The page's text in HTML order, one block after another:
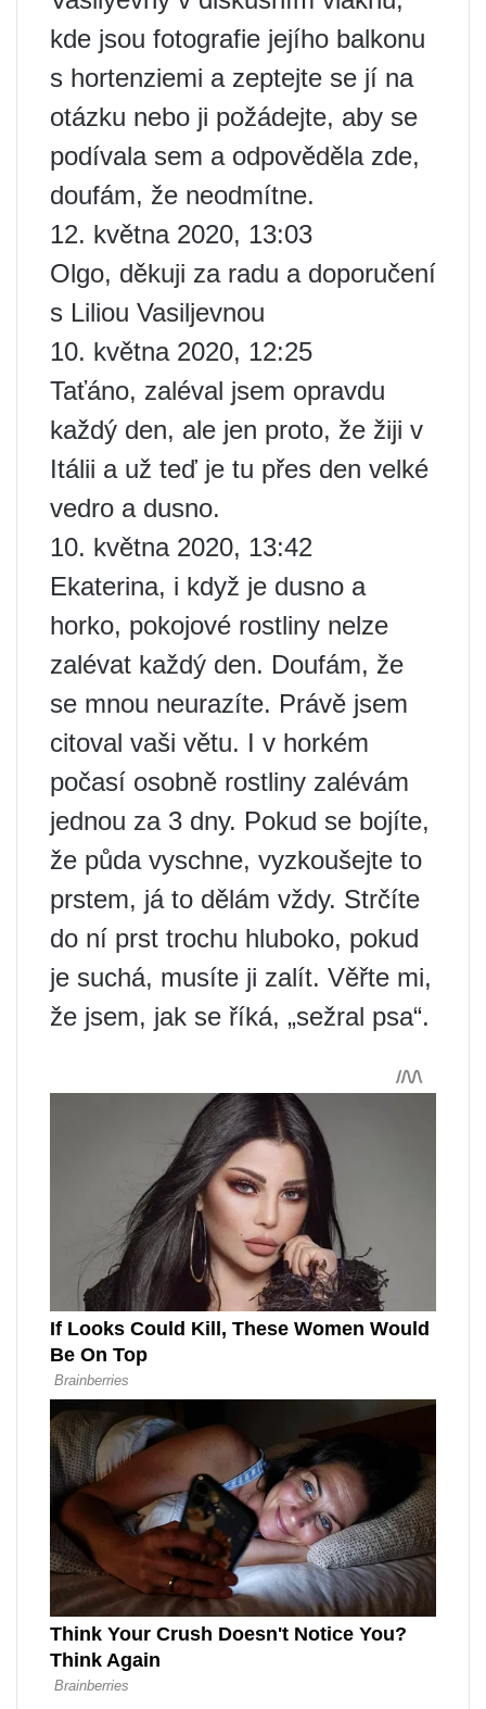
kde jsou fotografie jejího balkonu
s hortenziemi a zeptejte se jí na
otázku nebo ji požádejte, aby se
podívala sem a odpověděla zde,
doufám, že neodmítne.
12. května 2020, 13:03
Olgo, děkuji za radu a doporučení
s Liliou Vasiljevnou
10. května 2020, 12:25
Taťáno, zaléval jsem opravdu
každý den, ale jen proto, že žiji v
Itálii a už teď je tu přes den velké
vedro a dusno.
10. května 2020, 13:42
Ekaterina, i když je dusno a
horko, pokojové rostliny nelze
zalévat každý den. Doufám, že
se mnou neurazíte. Právě jsem
citoval vaši větu. I v horkém
počasí osobně rostliny zalévám
jednou za 3 dny. Pokud se bojíte,
že půda vyschne, vyzkoušejte to
prstem, já to dělám vždy. Strčíte
do ní prst trochu hluboko, pokud
je suchá, musíte ji zalít. Věřte mi,
že jsem, jak se říká, „sežral psa“.